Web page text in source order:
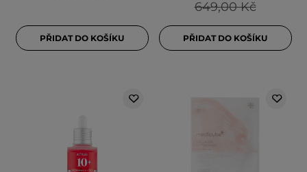
PŘIDAT DO KOŠÍKU
649,00 Kč
PŘIDAT DO KOŠÍKU